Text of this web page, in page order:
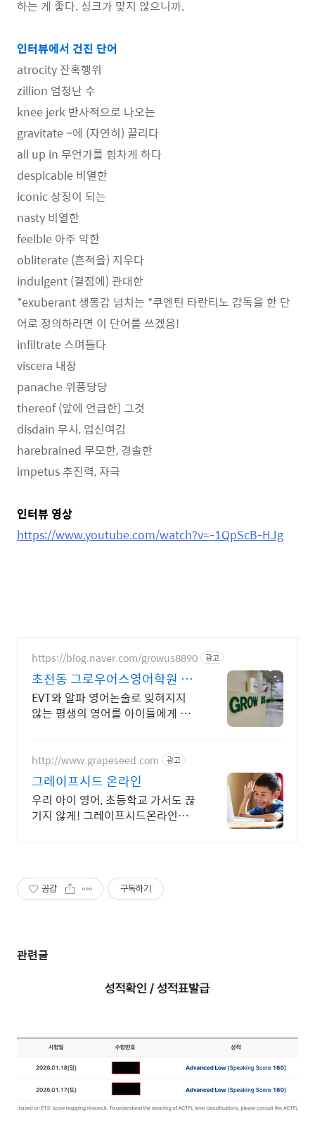
하는 게 좋다. 싱크가 맞지 않으니까.
인터뷰에서 건진 단어
atrocity 잔혹행위
zillion 엄청난 수
knee jerk 반사적으로 나오는
gravitate ~에 (자연히) 끌리다
all up in 무언가를 힘차게 하다
despicable 비열한
iconic 상징이 되는
nasty 비열한
feelble 아주 약한
obliterate (흔적을) 지우다
indulgent (결점에) 관대한
*exuberant 생동감 넘치는 *쿠엔틴 타란티노 감독을 한 단
어로 정의하라면 이 단어를 쓰겠음!
infiltrate 스며들다
viscera 내장
panache 위풍당당
thereof (앞에 언급한) 그것
disdain 무시, 업신여김
harebrained 무모한, 경솔한
impetus 추진력, 자극
인터뷰 영상
https://www.youtube.com/watch?v=-1QpScB-HJg
https://blog.naver.com/growus8890 광고
초전동 그로우어스영어학원 알
파영어논술/EVT 교육처
EVT와 알파 영어논술로 잊혀지지
않는 평생의 영어를 아이들에게 선
http://www.grapeseed.com 광고
그레이프시드 온라인
우리 아이 영어, 초등학교 가서도 끊
기지 않게! 그레이프시드온라인해
공감 구독하기
관련글